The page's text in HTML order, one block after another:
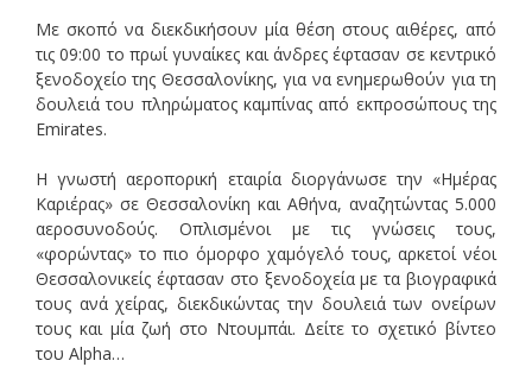
Με σκοπό να διεκδικήσουν μία θέση στους αιθέρες, από
τις 09:00 το πρωί γυναίκες και άνδρες έφτασαν σε κεντρικό
ξενοδοχείο της Θεσσαλονίκης, για να ενημερωθούν για τη
δουλειά του πληρώματος καμπίνας από εκπροσώπους της
Emirates.
Η γνωστή αεροπορική εταιρία διοργάνωσε την «Ημέρας
Καριέρας» σε Θεσσαλονίκη και Αθήνα, αναζητώντας 5.000
αεροσυνοδούς. Οπλισμένοι με τις γνώσεις τους,
«φορώντας» το πιο όμορφο χαμόγελό τους, αρκετοί νέοι
Θεσσαλονικείς έφτασαν στο ξενοδοχεία με τα βιογραφικά
τους ανά χείρας, διεκδικώντας την δουλειά των ονείρων
τους και μία ζωή στο Ντουμπάι. Δείτε το σχετικό βίντεο
του Alpha…